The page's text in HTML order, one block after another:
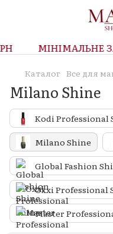
МІНІМАЛЬНЕ
Каталог Все для
Milano Shine
Kodi Professional
Milano Shine
Global Fashion
Oxxi Professional
Master